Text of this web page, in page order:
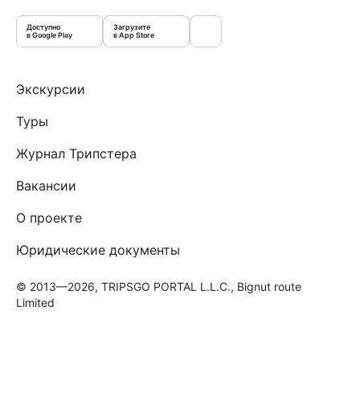
Доступно
в Google Play
Загрузите
в App Store
Экскурсии
Туры
Журнал Трипстера
Вакансии
О проекте
Юридические документы
© 2013—2026, TRIPSGO PORTAL L.L.C., Bignut route
Limited